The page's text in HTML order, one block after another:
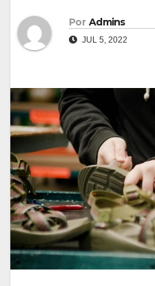
Por Admins
JUL 5, 2022